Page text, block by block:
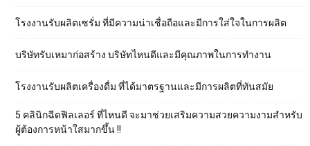
โรงงานรับผลิตเซรั่ม ที่มีความน่าเชื่อถือและมีการใส่ใจในการผลิต
บริษัทรับเหมาก่อสร้าง บริษัทไหนดีและมีคุณภาพในการทำงาน
โรงงานรับผลิตเครื่องดื่ม ที่ได้มาตรฐานและมีการผลิตที่ทันสมัย
5 คลินิกฉีดฟิลเลอร์ ที่ไหนดี จะมาช่วยเสริมความสวยความงามสำหรับ
ผู้ต้องการหน้าใสมากขึ้น !!